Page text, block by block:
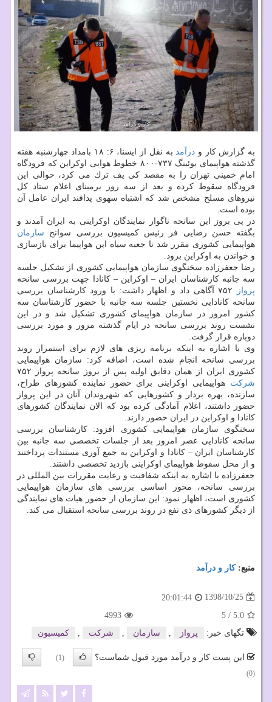
به گزارش كار و درآمد
به نقل از ایسنا، ۶: ۱۸ بامداد چهارشنبه هفته
گذشته هواپیمای بوئینگ ۷۳۷-۸۰۰ خطوط هوایی اوكراین كه فرودگاه
امام خمینی تهران را به مقصد كی یف ترك می كرد، حوالی این
فرودگاه سقوط كرده و بعد از سه روز برمبنای اعلام ستاد كل
نیروهای مسلح مشخص شد كه اشتباه سهوی پدافند ایران عامل آن
بوده است.
در پی بروز این سانحه ناگوار نمایندگان اوكراینی به ایران آمدند و
بگفته حسن رضایی فر رئیس كمیسیون بررسی سوانح سازمان
هواپیمایی كشوری مقرر شد تا جعبه سیاه این هواپیما برای بازسازی
و خواندن به اوكراین برود.
رضا جعفرزاده سخنگوی سازمان هواپیمایی كشوری از تشكیل جلسه
سه جانبه كارشناسان ایران – اوكراین – كانادا جهت بررسی سانحه
پرواز
۷۵۲ آگاهی داد و اظهار داشت: با ورود كارشناسان بررسی
سانحه كانادایی نخستین جلسه سه جانبه با حضور كارشناسان سه
كشور امروز در سازمان هواپیمای كشوری تشكیل شد و در این
نشست روند بررسی سانحه در ایام گذشته مرور و مورد بررسی
دوباره قرار گرفت.
وی با اشاره به اینكه برنامه ریزی های لازم برای استمرار روند
بررسی سانحه انجام شده است، اضافه كرد: سازمان هواپیمایی
كشوری ایران از همان دقایق اولیه پس از بروز سانحه پرواز ۷۵۲
شركت هواپیمایی اوكراینی برای حضور نماینده كشورهای طراح،
سازنده، بهره بردار و كشورهایی كه شهروندان آنان در این پرواز
حضور داشتند، اعلام آمادگی كرده بود كه الان نمایندگان كشورهای
كانادا و اوكراین در ایران حضور دارند.
سخنگوی سازمان هواپیمایی كشوری افزود: كارشناسان بررسی
سانحه كانادایی عصر امروز بعد از جلسات تخصصی سه جانبه بین
كارشناسان ایران – كانادا و اوكراین به جمع آوری مستندات پرداختند
و از محل سقوط هواپیمای اوكراینی بازدید تخصصی داشتند.
جعفرزاده با اشاره به اینكه شفافیت و رعایت مقررات بین المللی در
بررسی سانحه، محور اساسی بررسی های سازمان هواپیمایی
كشوری است، اظهار نمود: این سازمان از حضور هیات های نمایندگی
از دیگر كشورهای ذی نفع در روند بررسی سانحه استقبال می كند.
منبع:كار و درآمد
1398/10/25
20:01:44
5.0
/
5
4993
تگهای خبر:
پرواز , سازمان , شركت , كمیسیون
این پست کار و درآمد مورد قبول شماست؟
(1)
(0)